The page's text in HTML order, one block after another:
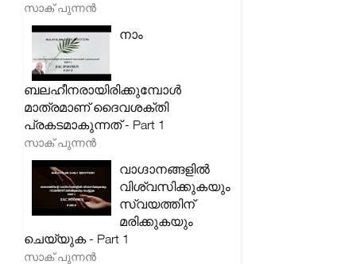
സാക് പുന്നൻ
നാം
ബലഹീനരായിരിക്കുമ്പോൾ
മാത്രമാണ് ദൈവശക്തി
പ്രകടമാകുന്നത് - Part 1
സാക് പുന്നൻ
വാഗ്ദാനങ്ങളിൽ
വിശ്വസിക്കുകയും
സ്വയത്തിന്
മരിക്കുകയും
ചെയ്യുക - Part 1
സാക് പുന്നൻ